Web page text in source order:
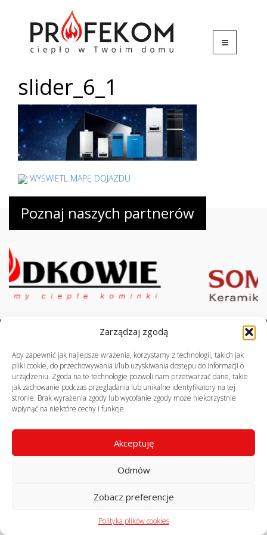
Zarządzaj zgodą
Aby zapewnić jak najlepsze wrażenia, korzystamy z technologii, takich jak
pliki cookie, do przechowywania i/lub uzyskiwania dostępu do informacji o
urządzeniu. Zgoda na te technologie pozwoli nam przetwarzać dane, takie
jak zachowanie podczas przeglądania lub unikalne identyfikatory na tej
stronie. Brak wyrażenia zgody lub wycofanie zgody może niekorzystnie
wpłynąć na niektóre cechy i funkcje.
Akceptuję
Odmów
Zobacz preferencje
Polityka plików cookies
slider_6_1
WYŚWIETL MAPĘ DOJAZDU
Poznaj naszych partnerów
© profekom.pl, wszelkie prawa zastrzeżone
realizacja:
virtuart.pl